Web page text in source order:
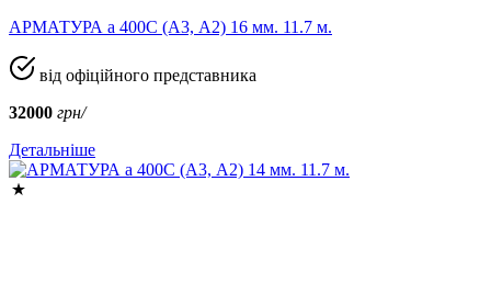
АРМАТУРА а 400C (A3, А2) 16 мм. 11.7 м.
від офіційного представника
32000 грн/
Детальніше